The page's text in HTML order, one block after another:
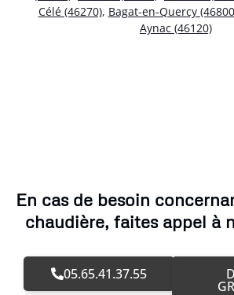
Célé (46270), Bagat-en-Quercy
Aynac (46120)
En cas de besoin
chaudière, faites appel à
05.65.41.37.55